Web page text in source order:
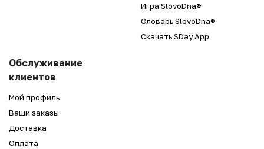
Игра SlovoDna®
Словарь SlovoDna®
Скачать SDay App
Обслуживание
клиентов
Мой профиль
Ваши заказы
Доставка
Оплата